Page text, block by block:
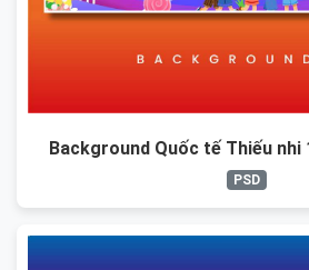
Background Quốc tế Thiếu nhi
PSD